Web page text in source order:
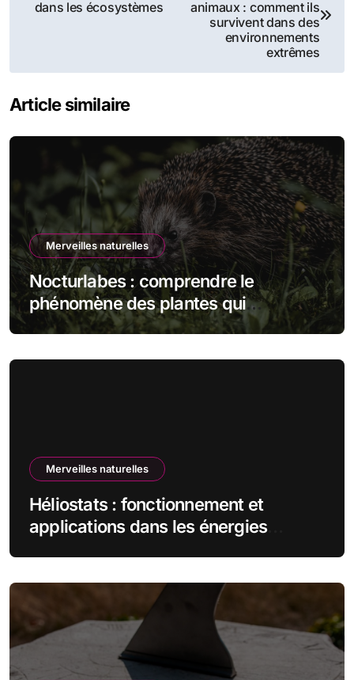
dedans les écosystèmes
animaux : comment ils
survivent dans des
environnements
extrêmes
Article similaire
Merveilles naturelles
Nocturlabes : comprendre le
phénomène des plantes qui
fleurissent la nuit
Merveilles naturelles
Héliostats : fonctionnement et
applications dans les énergies